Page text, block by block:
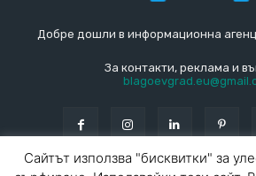
Добре дошли в информационна
За контакти, реклама и
Сайтът използва "бисквитки" за